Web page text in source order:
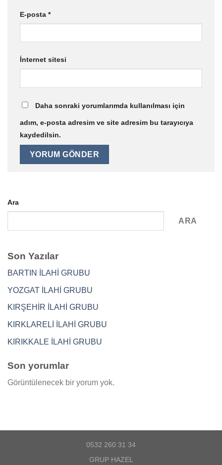
E-posta *
İnternet sitesi
Daha sonraki yorumlarımda kullanılması için
adım, e-posta adresim ve site adresim bu tarayıcıya
kaydedilsin.
Ara
ARA
Son Yazılar
BARTIN İLAHİ GRUBU
YOZGAT İLAHİ GRUBU
KIRŞEHİR İLAHİ GRUBU
KIRKLARELİ İLAHİ GRUBU
KIRIKKALE İLAHİ GRUBU
Son yorumlar
Görüntülenecek bir yorum yok.
0532 260 31 34
GRUP HAZEL